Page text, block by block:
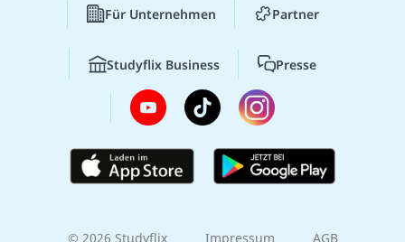
Für Unternehmen Partner
Studyflix Business Presse
© 2026 Studyflix Impressum AGB